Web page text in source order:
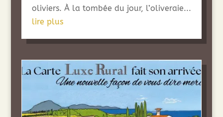
oliviers. À la tombée du jour, l’oliveraie...
lire plus